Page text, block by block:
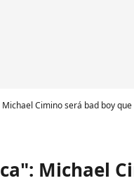
Cimino será bad boy
Michael